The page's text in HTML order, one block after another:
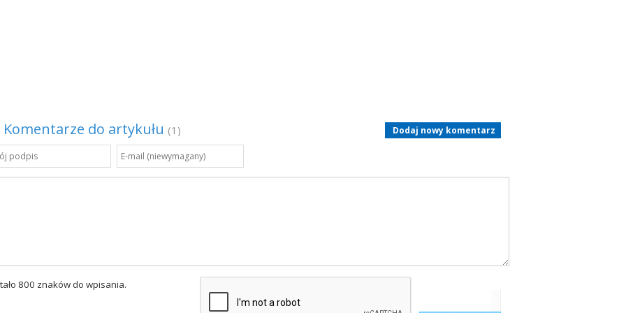
Komentarze do artykułu (1) Dodaj nowy komentarz
800 znaków do wpisania.